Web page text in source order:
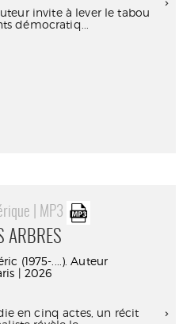
invite à lever le tabou
démocratiq...
| MP3
ARBRES
(1975-....). Auteur
| 2026
en cinq actes, un récit